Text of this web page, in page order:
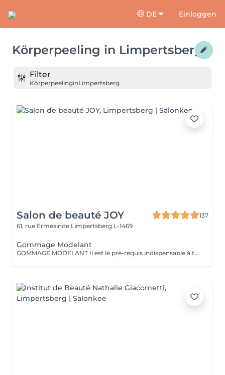
DE Einloggen
Körperpeeling in Limpertsberg
Filter
KörperpeelinginLimpertsberg
Salon de beauté JOY
137
61, rue Ermesinde Limpertsberg L-1469
Gommage Modelant
GOMMAGE MODELANT Il est le pré-requis indispensable à tout soin de la peau en associant exfoliation et massage pour une peau infiniment douce et lisse. Ce soin sur-mesure du corps apporte une action très complète mêlant relaxation et soin de la peau. Ses bienfaits : amélioration du taux d'hydratation de la peau lissage et douceur de la surface cutanée assouplissement de la peau amélioration de l'éclat de la peau.